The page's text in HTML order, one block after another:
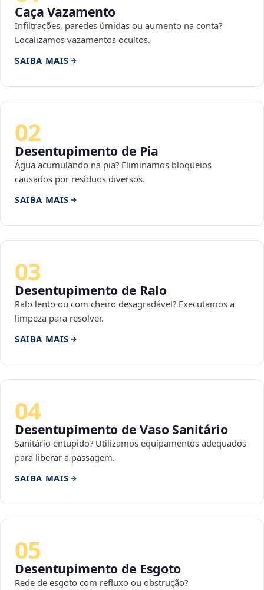
Caça Vazamento
Infiltrações, paredes úmidas ou aumento na conta?
Localizamos vazamentos ocultos.
SAIBA MAIS
02
Desentupimento de Pia
Água acumulando na pia? Eliminamos bloqueios
causados por resíduos diversos.
SAIBA MAIS
03
Desentupimento de Ralo
Ralo lento ou com cheiro desagradável? Executamos a
limpeza para resolver.
SAIBA MAIS
04
Desentupimento de Vaso Sanitário
Sanitário entupido? Utilizamos equipamentos adequados
para liberar a passagem.
SAIBA MAIS
05
Desentupimento de Esgoto
Rede de esgoto com refluxo ou obstrução?